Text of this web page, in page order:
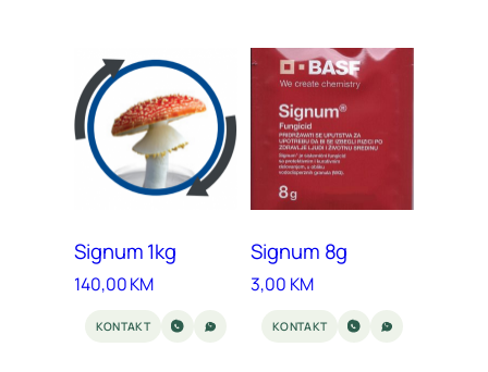
Signum 1kg
140,00KM
KONTAKT
Signum 8g
3,00 KM
KONTAKT